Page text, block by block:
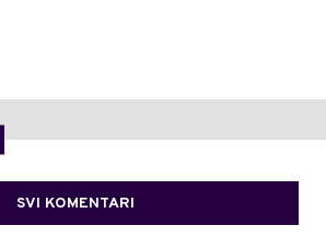
SVI KOMENTARI